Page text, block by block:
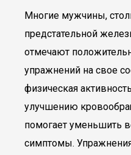
Многие мужчины,
предстательной
отмечают
упражнений на свое
физическая
улучшению
помогает уменьшить
симптомы.